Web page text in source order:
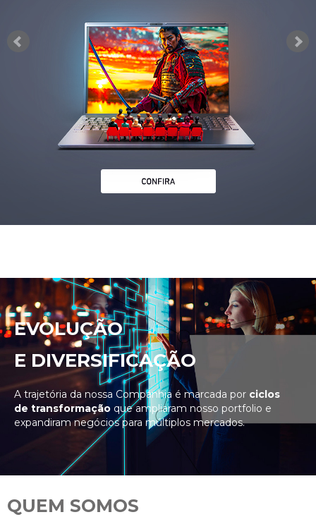
EVOLUÇÃO
E DIVERSIFICAÇÃO
A trajetória da nossa Companhia é marcada por ciclos
de transformação que ampliaram nosso portfolio e
expandiram negócios para múltiplos mercados.
QUEM SOMOS